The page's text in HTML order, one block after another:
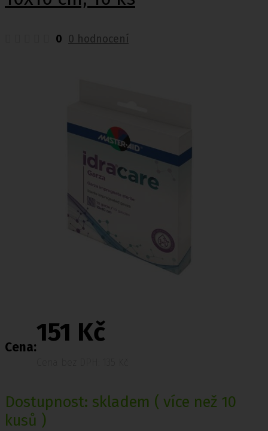
0 0 hodnocení
Cena:
151 Kč
Dostupnost: skladem ( více než 10
kusů )